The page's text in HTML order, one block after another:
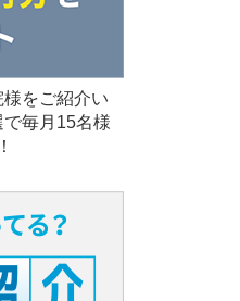
をご紹介い
毎月15名様